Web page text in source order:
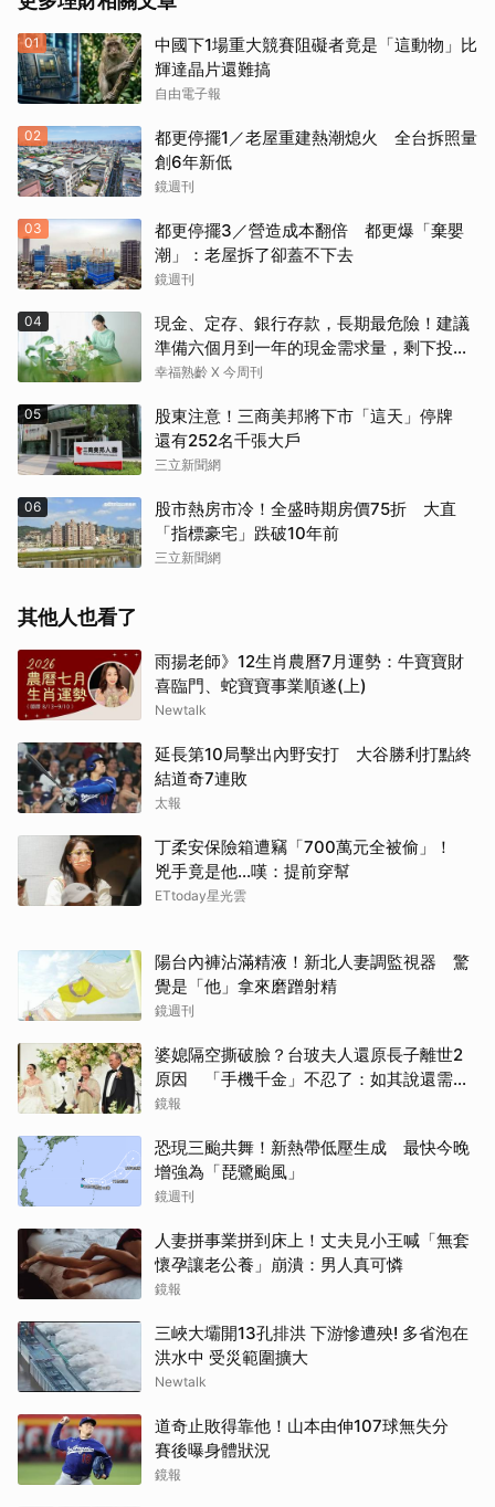
01
中國下1場重大競賽阻礙者竟是「這動物」比
輝達晶片還難搞
自由電子報
02
都更停擺1／老屋重建熱潮熄火 全台拆照量
創6年新低
鏡週刊
03
都更停擺3／營造成本翻倍 都更爆「棄嬰
潮」：老屋拆了卻蓋不下去
鏡週刊
04
現金、定存、銀行存款，長期最危險！建議
準備六個月到一年的現金需求量，剩下投資
這2個
幸福熟齡 X 今周刊
05
股東注意！三商美邦將下市「這天」停牌
還有252名千張大戶
三立新聞網
06
股市熱房市冷！全盛時期房價75折 大直
「指標豪宅」跌破10年前
三立新聞網
其他人也看了
雨揚老師》12生肖農曆7月運勢：牛寶寶財
喜臨門、蛇寶寶事業順遂(上)
Newtalk
延長第10局擊出內野安打 大谷勝利打點終
結道奇7連敗
太報
丁柔安保險箱遭竊「700萬元全被偷」！
兇手竟是他...嘆：提前穿幫
ETtoday星光雲
陽台內褲沾滿精液！新北人妻調監視器 驚
覺是「他」拿來磨蹭射精
鏡週刊
婆媳隔空撕破臉？台玻夫人還原長子離世2
原因 「手機千金」不忍了：如其說還需要
離開嗎？
鏡報
恐現三颱共舞！新熱帶低壓生成 最快今晚
增強為「琵鷺颱風」
鏡週刊
人妻拼事業拼到床上！丈夫見小王喊「無套
懷孕讓老公養」崩潰：男人真可憐
鏡報
三峽大壩開13孔排洪 下游慘遭殃! 多省泡在
洪水中 受災範圍擴大
Newtalk
道奇止敗得靠他！山本由伸107球無失分
賽後曝身體狀況
鏡報